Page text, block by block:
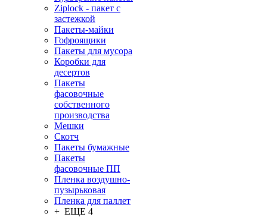
Ziplock - пакет с
застежкой
Пакеты-майки
Гофроящики
Пакеты для мусора
Коробки для
десертов
Пакеты
фасовочные
собственного
производства
Мешки
Скотч
Пакеты бумажные
Пакеты
фасовочные ПП
Пленка воздушно-
пузырьковая
Пленка для паллет
+ ЕЩЕ 4